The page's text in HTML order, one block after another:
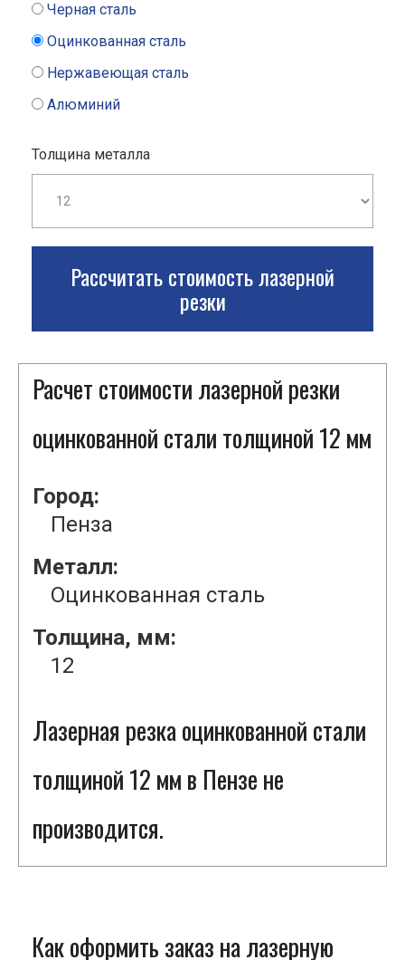
Черная сталь
Оцинкованная сталь
Нержавеющая сталь
Алюминий
Толщина металла
Рассчитать стоимость лазерной
резки
Расчет стоимости лазерной резки
оцинкованной стали толщиной 12 мм
Город:
Пенза
Металл:
Оцинкованная сталь
Толщина, мм:
12
Лазерная резка оцинкованной стали
толщиной 12 мм в Пензе не
производится.
Как оформить заказ на лазерную